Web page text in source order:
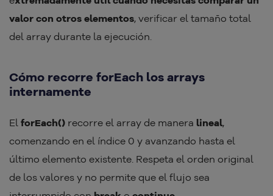
valor con otros elementos, verificar el tamaño total
del array durante la ejecución.
Cómo recorre forEach los arrays
internamente
El forEach() recorre el array de manera lineal,
comenzando en el índice 0 y avanzando hasta el
último elemento existente. Respeta el orden original
de los valores y no permite que el flujo sea